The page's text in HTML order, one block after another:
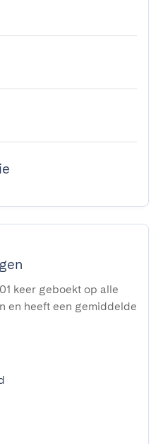
keer geboekt op alle
en heeft een gemiddelde